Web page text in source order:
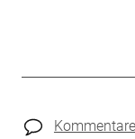
Kommentare